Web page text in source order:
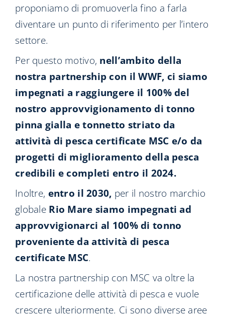
proponiamo di promuoverla fino a farla
diventare un punto di riferimento per l’intero
settore.
Per questo motivo, nell’ambito della
nostra partnership con il WWF, ci siamo
impegnati a raggiungere il 100% del
nostro approvvigionamento di tonno
pinna gialla e tonnetto striato da
attività di pesca certificate MSC e/o da
progetti di miglioramento della pesca
credibili e completi entro il 2024.
Inoltre, entro il 2030, per il nostro marchio
globale Rio Mare siamo impegnati ad
approvvigionarci al 100% di tonno
proveniente da attività di pesca
certificate MSC.
La nostra partnership con MSC va oltre la
certificazione delle attività di pesca e vuole
crescere ulteriormente. Ci sono diverse aree